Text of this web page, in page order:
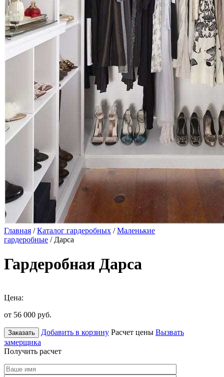
Главная /Каталог гардеробных /Маленькие
гардеробные / Дарса
Гардеробная Дарса
Цена:
от 56 000 руб.
Заказать Добавить в корзину Расчет цены Вызвать
замерщика
Получить расчет